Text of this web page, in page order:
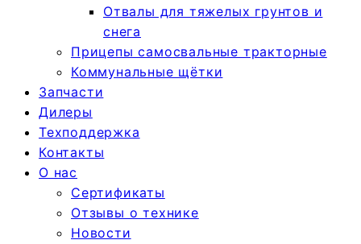
Отвалы для тяжелых грунтов и
снега
Прицепы самосвальные тракторные
Коммунальные щётки
Запчасти
Дилеры
Техподдержка
Контакты
О нас
Сертификаты
Отзывы о технике
Новости